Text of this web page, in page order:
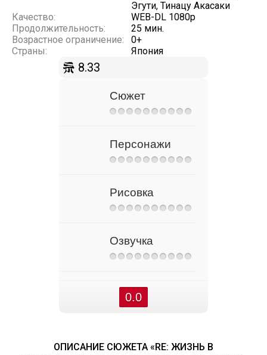
Эгути, Тинацу Акасаки
Качество:
WEB-DL 1080p
Продолжительность:
25 мин.
Возрастное ограничение:
0+
Страны:
Япония
8.33
Сюжет
Персонажи
Рисовка
Озвучка
0.0
ОПИСАНИЕ СЮЖЕТА «RE: ЖИЗНЬ В